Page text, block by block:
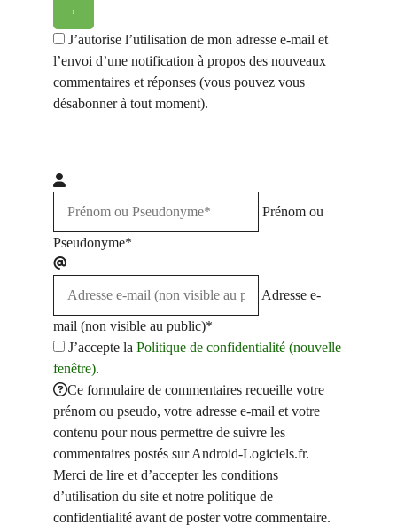
J’autorise l’utilisation de mon adresse e-mail et
l’envoi d’une notification à propos des nouveaux
commentaires et réponses (vous pouvez vous
désabonner à tout moment).
Prénom ou
Pseudonyme*
Adresse e-
mail (non visible au public)*
J’accepte la Politique de confidentialité (nouvelle
fenêtre).
Ce formulaire de commentaires recueille votre
prénom ou pseudo, votre adresse e-mail et votre
contenu pour nous permettre de suivre les
commentaires postés sur Android-Logiciels.fr.
Merci de lire et d’accepter les conditions
d’utilisation du site et notre politique de
confidentialité avant de poster votre commentaire.